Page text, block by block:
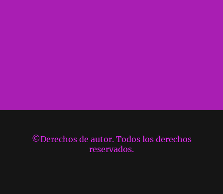
©Derechos de autor. Todos los derechos
reservados.